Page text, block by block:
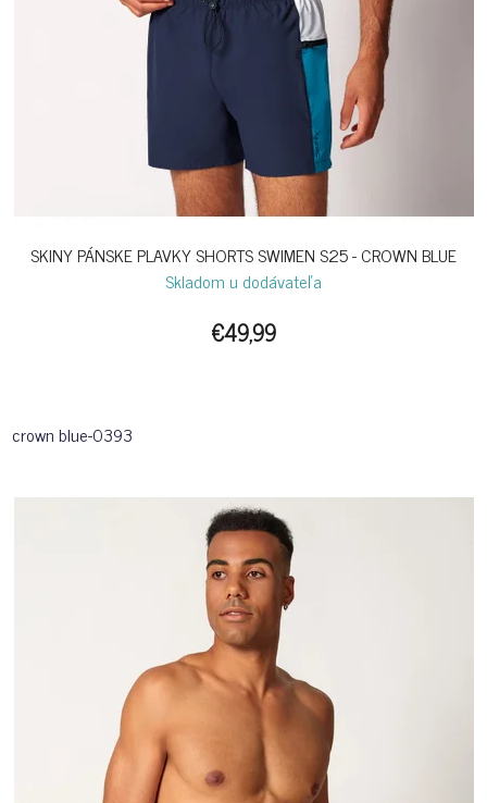
SKINY PÁNSKE PLAVKY SHORTS SWIMEN S25 - CROWN BLUE
Skladom u dodávateľa
€49,99
crown blue-0393